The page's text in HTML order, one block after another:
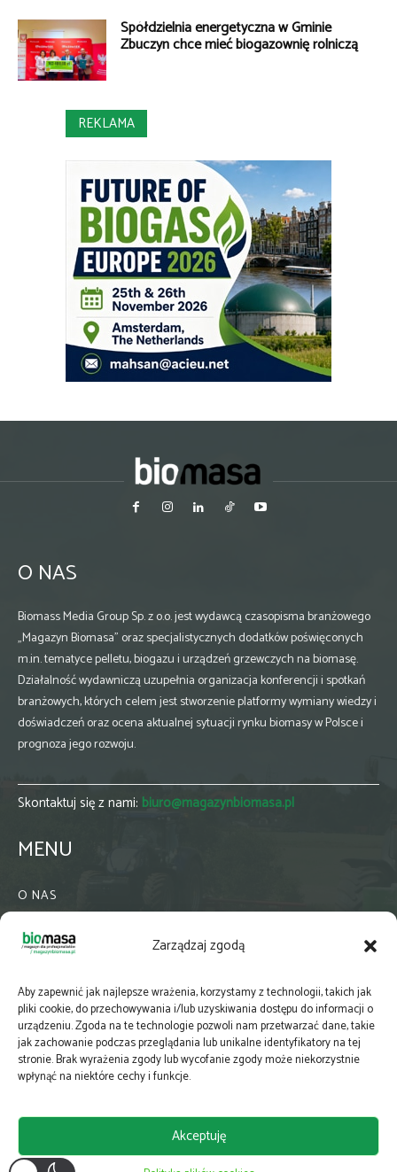
Zarządzaj zgodą
Aby zapewnić jak najlepsze wrażenia, korzystamy z technologii, takich jak
pliki cookie, do przechowywania i/lub uzyskiwania dostępu do informacji o
urządzeniu. Zgoda na te technologie pozwoli nam przetwarzać dane, takie
jak zachowanie podczas przeglądania lub unikalne identyfikatory na tej
stronie. Brak wyrażenia zgody lub wycofanie zgody może niekorzystnie
wpłynąć na niektóre cechy i funkcje.
Akceptuję
Spółdzielnia energetyczna w Gminie
Zbuczyn chce mieć biogazownię rolniczą
REKLAMA
O NAS
Biomass Media Group Sp. z o.o. jest wydawcą czasopisma branżowego
„Magazyn Biomasa” oraz specjalistycznych dodatków poświęconych
m.in. tematyce pelletu, biogazu i urządzeń grzewczych na biomasę.
Działalność wydawniczą uzupełnia organizacja konferencji i spotkań
branżowych, których celem jest stworzenie platformy wymiany wiedzy i
doświadczeń oraz ocena aktualnej sytuacji rynku biomasy w Polsce i
prognoza jego rozwoju.
Skontaktuj się z nami: biuro@magazynbiomasa.pl
MENU
O NAS
WSPÓŁPRACA
PRENUMERATA
NEWSLETTER
MAPY
E-WYDANIE